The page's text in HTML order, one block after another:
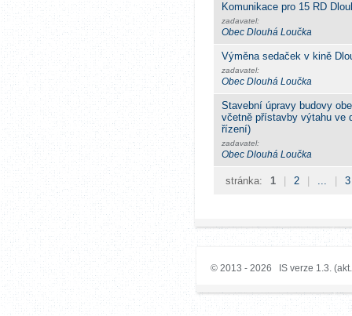
Komunikace pro 15 RD
zadavatel:
Obec Dlouhá Loučka
Výměna sedaček v kině
zadavatel:
Obec Dlouhá Loučka
Stavební úpravy budovy
včetně přístavby výtahu ve
řízení)
zadavatel:
Obec Dlouhá Loučka
stránka: 1 2 ... 3
© 2013 - 2026 IS verze 1.3.